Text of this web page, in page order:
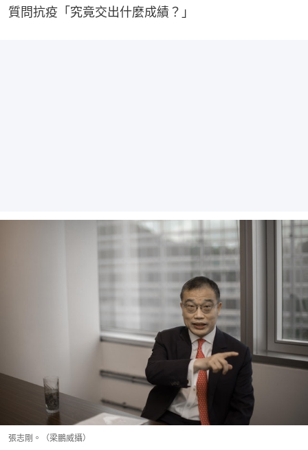
質問抗疫「究竟交出什麼成績？」
張志剛。（梁鵬威攝）